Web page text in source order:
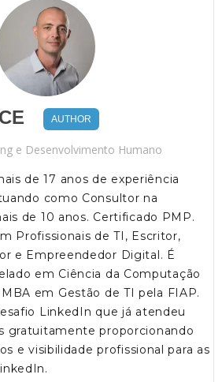
AUTHOR
e Desenvolvimento Humano
de 17 anos de experiência
como Consultor na
de 10 anos. Certificado PMP.
Profissionais de TI, Escritor,
e Empreendedor Digital. É
em Ciência da Computação
em Gestão de TI pela FIAP.
LinkedIn que já atendeu
gratuitamente proporcionando
e visibilidade profissional para as